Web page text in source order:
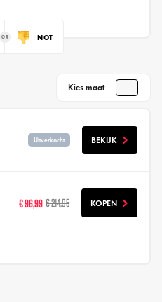
NOT
Kies maat
Uitverkocht BEKIJK
€ 96,99 € 214,95 KOPEN